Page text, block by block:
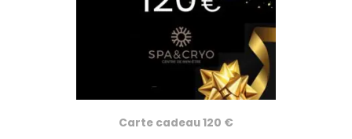
Carte cadeau 120 €